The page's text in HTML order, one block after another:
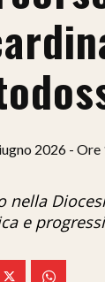
2026 - Ore
nella
e